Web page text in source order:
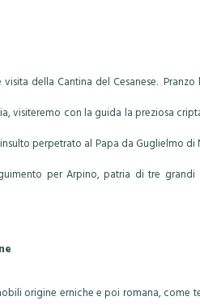
della Cantina del Cesanese.
visiteremo con la guida la preziosa
perpetrato al Papa da
per Arpino, patria di tre
origine erniche e poi romana,